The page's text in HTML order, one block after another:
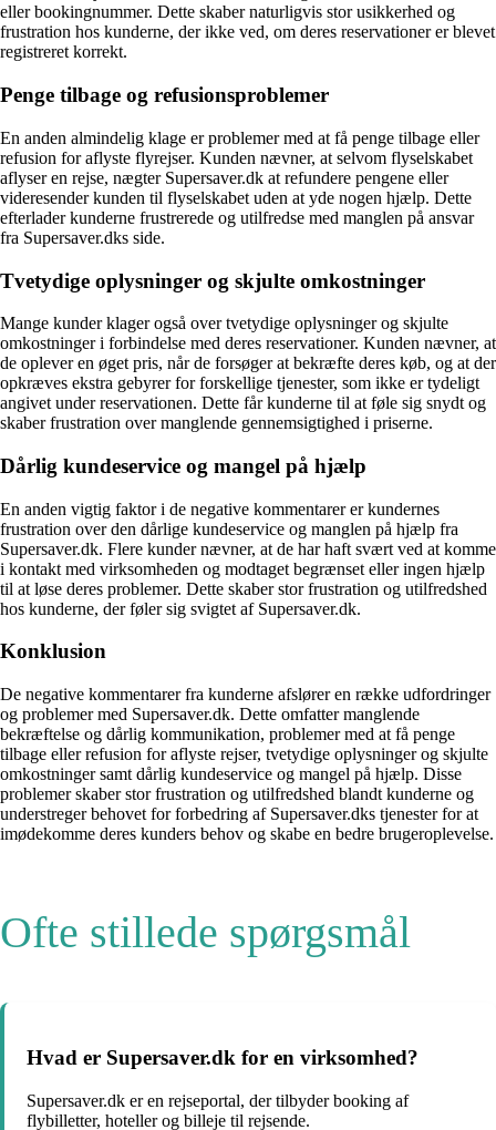
eller bookingnummer. Dette skaber naturligvis stor usikkerhed og
frustration hos kunderne, der ikke ved, om deres reservationer er blevet
registreret korrekt.
Penge tilbage og refusionsproblemer
En anden almindelig klage er problemer med at få penge tilbage eller
refusion for aflyste flyrejser. Kunden nævner, at selvom flyselskabet
aflyser en rejse, nægter Supersaver.dk at refundere pengene eller
videresender kunden til flyselskabet uden at yde nogen hjælp. Dette
efterlader kunderne frustrerede og utilfredse med manglen på ansvar
fra Supersaver.dks side.
Tvetydige oplysninger og skjulte omkostninger
Mange kunder klager også over tvetydige oplysninger og skjulte
omkostninger i forbindelse med deres reservationer. Kunden nævner, at
de oplever en øget pris, når de forsøger at bekræfte deres køb, og at der
opkræves ekstra gebyrer for forskellige tjenester, som ikke er tydeligt
angivet under reservationen. Dette får kunderne til at føle sig snydt og
skaber frustration over manglende gennemsigtighed i priserne.
Dårlig kundeservice og mangel på hjælp
En anden vigtig faktor i de negative kommentarer er kundernes
frustration over den dårlige kundeservice og manglen på hjælp fra
Supersaver.dk. Flere kunder nævner, at de har haft svært ved at komme
i kontakt med virksomheden og modtaget begrænset eller ingen hjælp
til at løse deres problemer. Dette skaber stor frustration og utilfredshed
hos kunderne, der føler sig svigtet af Supersaver.dk.
Konklusion
De negative kommentarer fra kunderne afslører en række udfordringer
og problemer med Supersaver.dk. Dette omfatter manglende
bekræftelse og dårlig kommunikation, problemer med at få penge
tilbage eller refusion for aflyste rejser, tvetydige oplysninger og skjulte
omkostninger samt dårlig kundeservice og mangel på hjælp. Disse
problemer skaber stor frustration og utilfredshed blandt kunderne og
understreger behovet for forbedring af Supersaver.dks tjenester for at
imødekomme deres kunders behov og skabe en bedre brugeroplevelse.
Ofte stillede spørgsmål
Hvad er Supersaver.dk for en virksomhed?
Supersaver.dk er en rejseportal, der tilbyder booking af
flybilletter, hoteller og billeje til rejsende.